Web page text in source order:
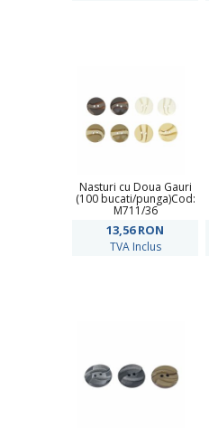
Nasturi cu Doua Gauri
(100 bucati/punga)Cod:
M711/36
13,56RON
TVA Inclus